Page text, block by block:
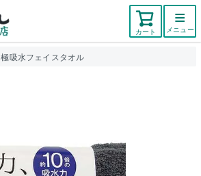
カート メニュー
極吸水フェイスタオル